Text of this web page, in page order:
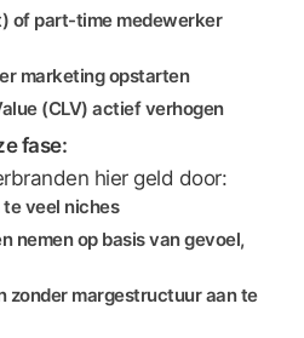
of part-time medewerker
marketing opstarten
(CLV) actief verhogen
fase:
hier geld door:
veel niches
nemen op basis van gevoel,
zonder margestructuur aan te